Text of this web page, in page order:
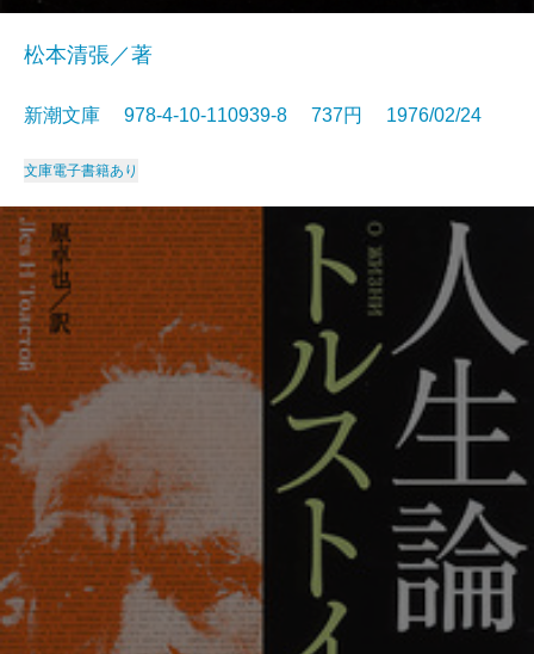
松本清張／著
新潮文庫 978-4-10-110939-8 737円 1976/02/24
文庫電子書籍あり